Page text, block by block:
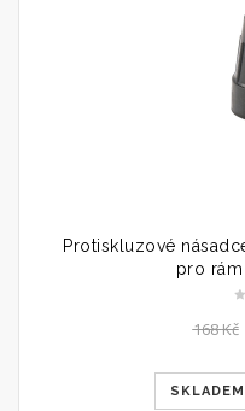
Protiskluzové
pro rám
168Kč
SKLADEM